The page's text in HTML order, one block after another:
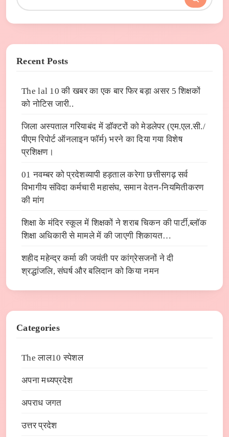
Recent Posts
The lal 10 की खबर का एक बार फिर बड़ा असर 5 शिक्षकों
को नोटिस जारी..
जिला अस्पताल गरियाबंद में डाॅक्टरों को मेडलेपर (एम.एल.सी./
पीएम रिपोर्ट ऑनलाइन फाॅर्म) भरने का दिया गया विशेष
प्रशिक्षण।
01 नवम्बर को प्रदेशव्यापी हड़ताल करेगा छत्तीसगढ़ सर्व
विभागीय संविदा कर्मचारी महासंघ, समान वेतन-नियमितीकरण
की मांग
शिक्षा के मंदिर स्कूल में शिक्षकों ने शराब चिकन की पार्टी,ब्लॉक
शिक्षा अधिकारी से मामले में की जाएगी शिकायत…
शहीद महेन्द्र कर्मा की जयंती पर कांग्रेसजनों ने दी
श्रद्धांजलि, संघर्ष और बलिदान को किया नमन
Categories
The लाल10 स्पेशल
अपना मध्यप्रदेश
अपराध जगत
उत्तर प्रदेश